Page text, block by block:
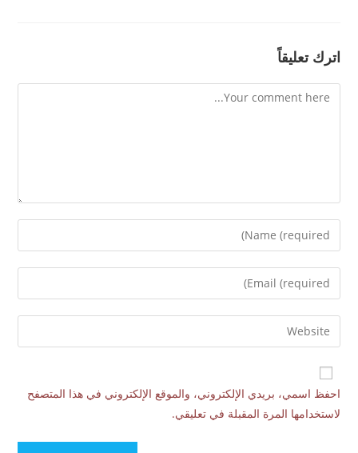
اترك تعليقاً
احفظ اسمي، بريدي الإلكتروني، والموقع الإلكتروني في هذا المتصفح
لاستخدامها المرة المقبلة في تعليقي.